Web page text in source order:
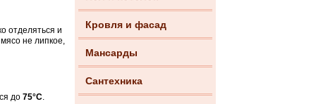
Кровля и фасад
Мансарды
Сантехника
отделяться и
не липкое,
до 75°C.